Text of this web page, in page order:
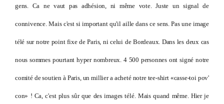
gens. Ca ne vaut pas adhésion, ni même vote. Juste un signal de
connivence. Mais c'est si important qu'il aille dans ce sens. Pas une image
télé sur notre point fixe de Paris, ni celui de Bordeaux. Dans les deux cas
nous sommes pourtant hyper nombreux. 4 500 personnes ont signé notre
comité de soutien à Paris, un millier a acheté notre tee-shirt «casse-toi pov'
con» ! Ca, c'est plus sûr que des images télé. Mais quand même. Hier je